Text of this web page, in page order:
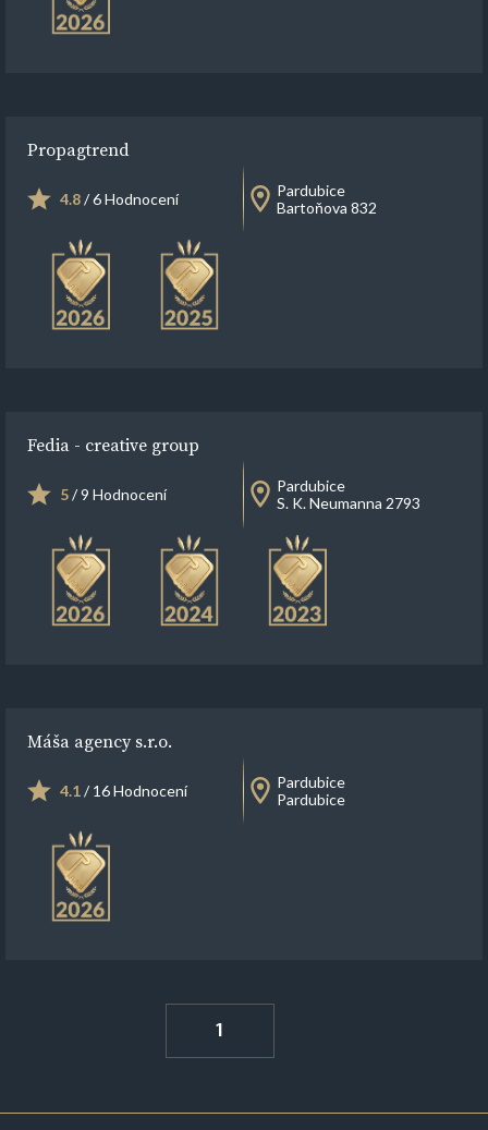
Propagtrend
4.8/ 6 Hodnocení
Pardubice
Bartoňova 832
Fedia - creative group
5/ 9 Hodnocení
Pardubice
S. K. Neumanna 2793
Máša agency s.r.o.
4.1/ 16 Hodnocení
Pardubice
Pardubice
1